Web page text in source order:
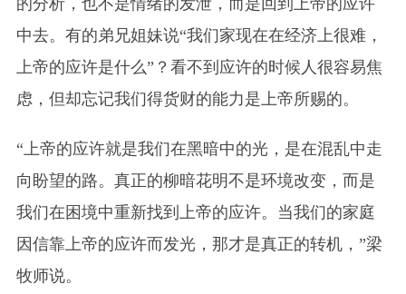
中去。有的弟兄姐妹说“我们家现在在经济上很难，
上帝的应许是什么”？看不到应许的时候人很容易焦
虑，但却忘记我们得货财的能力是上帝所赐的。
“上帝的应许就是我们在黑暗中的光，是在混乱中走
向盼望的路。真正的柳暗花明不是环境改变，而是
我们在困境中重新找到上帝的应许。当我们的家庭
因信靠上帝的应许而发光，那才是真正的转机，”梁
牧师说。